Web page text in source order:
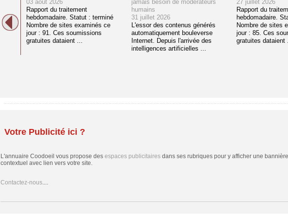
03 août 2026
Rapport du traitement
hebdomadaire. Statut : terminé
Nombre de sites examinés ce
jour : 91. Ces soumissions
gratuites dataient ...
jamais besoin de modérateurs
humains
31 juillet 2026
L'essor des contenus générés
automatiquement bouleverse
Internet. Depuis l'arrivée des
intelligences artificielles ...
27 juillet 2026
Rapport du
hebdomadaire.
Nombre de sites
jour : 85. Ces
gratuites dataient
Votre Publicité ici ?
L'annuaire Coodoeil vous propose des espaces publicitairesdans ses rubriques pour y afficher une
contextuel avec lien vers votre site.
Contactez-nous....